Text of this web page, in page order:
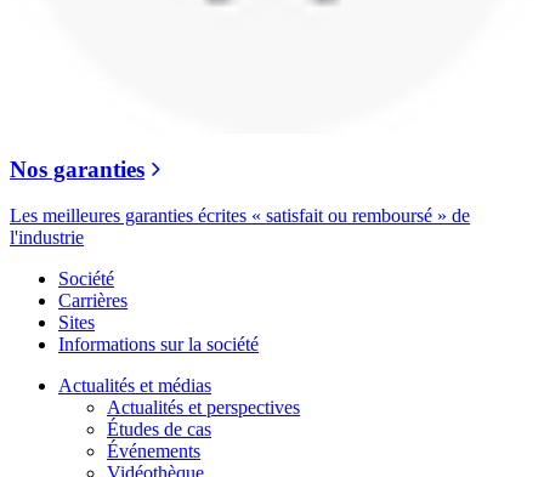
Nos garanties
Les meilleures garanties écrites « satisfait ou remboursé » de
l'industrie
Société
Carrières
Sites
Informations sur la société
Actualités et médias
Actualités et perspectives
Études de cas
Événements